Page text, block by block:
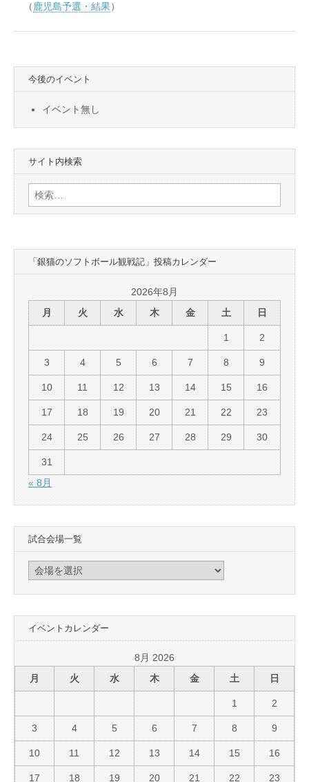
（ 鹿児島予選・結果）
今後のイベント
イベント無し
サイト内検索
検
索:
「銀猫のソフトボール観戦記」投稿カレンダー
2026年8月
月
火 水 木 金 土 日
1 2
3 4 5 6 7 8 9
10 11 12 13 14 15 16
17 18 19 20 21 22 23
24 25 26 27 28 29 30
31
« 8月
試合会場一覧
イベントカレンダー
8月 2026
月
火 水 木 金 土 日
1 2
3 4 5 6 7 8 9
10 11 12 13 14 15 16
17 18 19 20 21 22 23